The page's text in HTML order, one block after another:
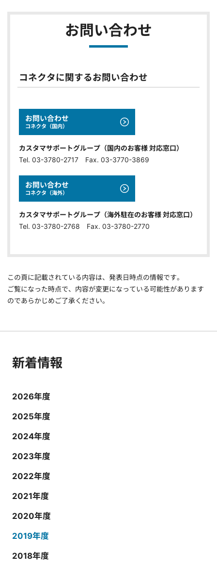
お問い合わせ
コネクタに関するお問い合わせ
お問い合わせ
コネクタ（国内）
カスタマサポートグループ（国内のお客様 対応窓口）
Tel. 03-3780-2717 Fax. 03-3770-3869
お問い合わせ
コネクタ（海外）
カスタマサポートグループ（海外駐在のお客様 対応窓口）
Tel. 03-3780-2768 Fax. 03-3780-2770
この頁に記載されている内容は、発表日時点の情報です。
ご覧になった時点で、内容が変更になっている可能性があります
のであらかじめご了承ください。
新着情報
2026年度
2025年度
2024年度
2023年度
2022年度
2021年度
2020年度
2019年度
2018年度